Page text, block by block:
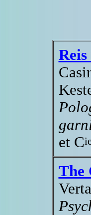
et C
The